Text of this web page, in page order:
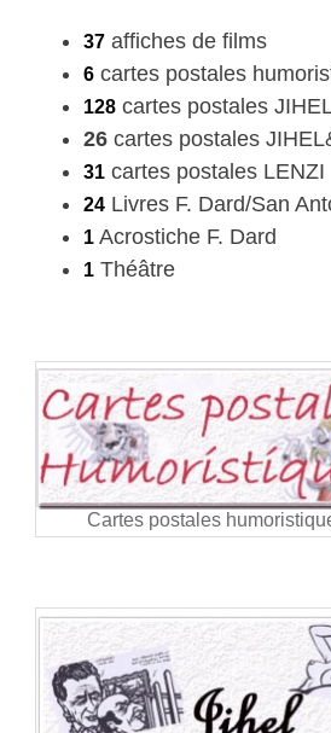
37 affiches de films
6 cartes postales
128 cartes postales
26 cartes postales
31 cartes postales LENZI
24 Livres F. Dard/San
1 Acrostiche F. Dard
1 Théâtre
Cartes postales